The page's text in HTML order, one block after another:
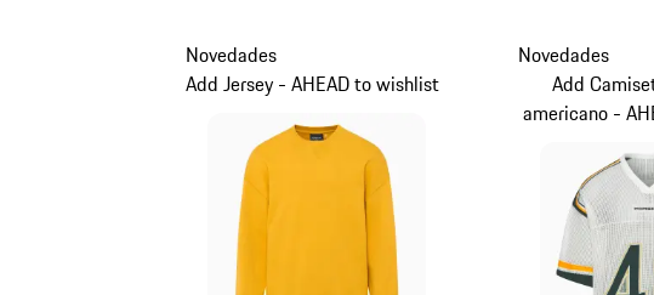
Novedades
Add Jersey - AHEAD to wishlist
Novedades
Add
americano -